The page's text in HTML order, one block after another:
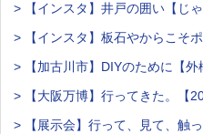
> 【インスタ】井戸の囲い【じゃ
> 【インスタ】板石やからこそ
> 【加古川市】DIYのために【外
> 【大阪万博】行ってきた。【
> 【展示会】行って、見て、触